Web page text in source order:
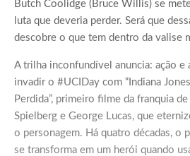
Butch Coolidge (Bruce Willis) se
luta que deveria perder. Será que
descobre o que tem dentro da valise
A trilha inconfundível anuncia: ação e
invadir o #UCIDay com “Indiana
Perdida”, primeiro filme da franquia
Spielberg e George Lucas, que
o personagem. Há quatro décadas, o
se transforma em um herói quando